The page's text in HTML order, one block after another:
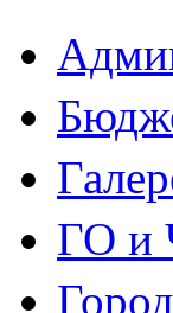
ГО и